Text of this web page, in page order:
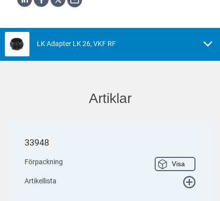
LK Adapter LK 26, VKF RF
Artiklar
33948
Förpackning Visa
Artikellista